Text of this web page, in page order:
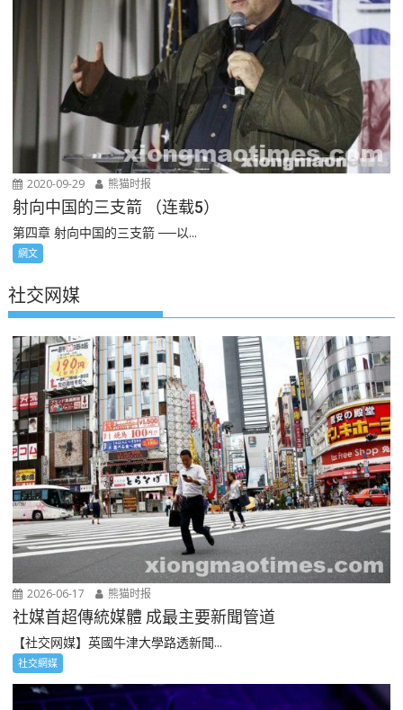
2020-09-29 熊猫时报
射向中国的三支箭 （连载5）
第四章 射向中国的三支箭 ──以...
網文
社交网媒
2026-06-17 熊猫时报
社媒首超傳統媒體 成最主要新聞管道
【社交网媒】英國牛津大學路透新聞...
社交網媒